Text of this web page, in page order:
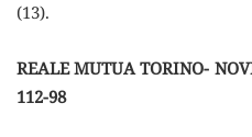
(13).
REALE MUTUA TORINO-
112-98